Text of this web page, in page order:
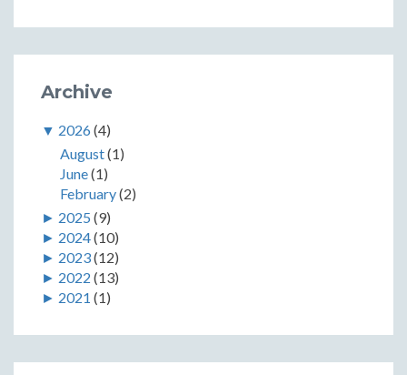
Archive
▼ 2026(4)
August(1)
June(1)
February(2)
► 2025 (9)
► 2024(10)
► 2023(12)
► 2022 (13)
► 2021 (1)